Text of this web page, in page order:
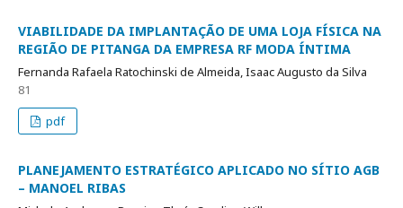
VIABILIDADE DA IMPLANTAÇÃO DE UMA LOJA FÍSICA NA
REGIÃO DE PITANGA DA EMPRESA RF MODA ÍNTIMA
Fernanda Rafaela Ratochinski de Almeida, Isaac Augusto da Silva
81
pdf
PLANEJAMENTO ESTRATÉGICO APLICADO NO SÍTIO AGB
– MANOEL RIBAS